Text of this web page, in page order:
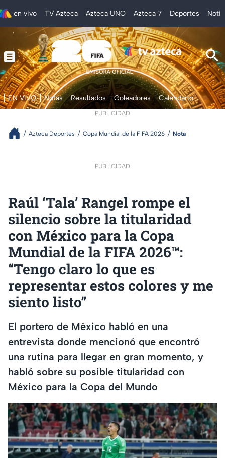
en vivo TV Azteca Azteca UNO Azteca 7 Deportes
EN VIVO Notas Resultados Goleadores Calendario
PUBLICIDAD
Azteca Deportes Copa Mundial de la FIFA 2026 Nota
PUBLICIDAD
Raúl ‘Tala’ Rangel rompe el
silencio sobre la titularidad
con México para la Copa
Mundial de la FIFA 2026™:
“Tengo claro lo que es
representar estos colores y me
siento listo”
El portero de México habló en una
entrevista donde mencionó que encontró
una rutina para llegar en gran momento, y
habló sobre su posible titularidad con
México para la Copa del Mundo